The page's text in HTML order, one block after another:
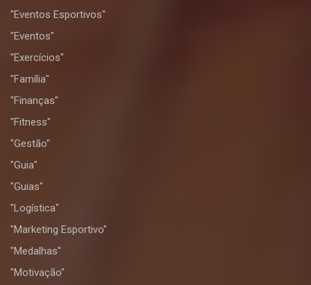
"Eventos Esportivos"
"Eventos"
"Exercícios"
"Família"
"Finanças"
"Fitness"
"Gestão"
"Guia"
"Guias"
"Logística"
"Marketing Esportivo"
"Medalhas"
"Motivação"